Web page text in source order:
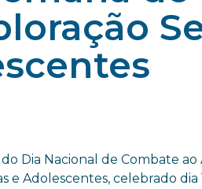
Dia Nacional de Combate ao
e Adolescentes, celebrado dia